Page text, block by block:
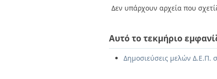
Δεν υπάρχουν αρχεία που
Αυτό το τεκμήριο
Δημοσιεύσεις μελών Δ.Ε.Π.